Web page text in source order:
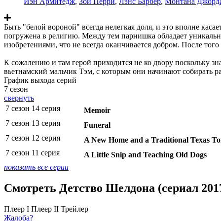
Быть "белой вороной" всегда нелегкая доля, и это вполне
погружена в религию. Между тем парнишка обладает
изобретениями, что не всегда оканчивается добром. После
К сожалению и там герой приходится не ко двору поскольку
вьетнамский мальчик Тэм, с которым они начинают собирать
График выхода серий
7 сезон
свернуть
7 сезон 14 серия
Memoir
7 сезон 13 серия
Funeral
7 сезон 12 серия
A New Home and a Traditional Texas
7 сезон 11 серия
A Little Snip and Teaching Old Dogs
показать все серии
Смотреть Детство Шелдона (сериал
Плеер I Плеер II Трейлер
Жалоба?